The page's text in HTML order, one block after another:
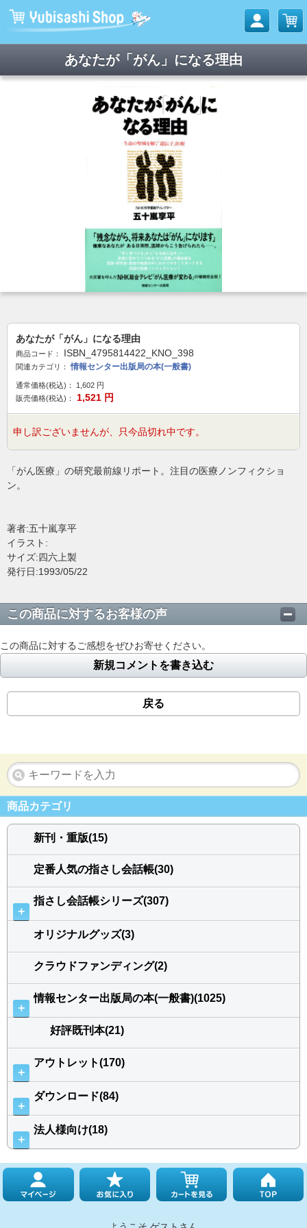
あなたが「がん」になる理由
あなたが「がん」になる理由
商品コード： ISBN_4795814422_KNO_398
関連カテゴリ： 情報センター出版局の本(一般書)
通常価格(税込)： 1,602 円
販売価格(税込)：
1,521 円
申し訳ございませんが、只今品切れ中です。
「がん医療」の研究最前線リポート。注目の医療ノンフィクショ
ン。
著者:五十嵐享平
イラスト:
サイズ:四六上製
発行日:1993/05/22
この商品に対するお客様の声
この商品に対するご感想をぜひお寄せください。
新規コメントを書き込む
戻る
商品カテゴリ
新刊・重版(15)
定番人気の指さし会話帳(30)
＋
指さし会話帳シリーズ(307)
オリジナルグッズ(3)
クラウドファンディング(2)
＋
情報センター出版局の本(一般書)(1025)
好評既刊本(21)
＋
アウトレット(170)
＋
ダウンロード(84)
＋
法人様向け(18)